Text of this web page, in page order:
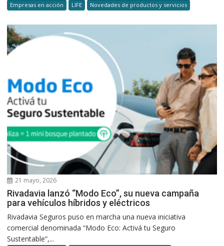
Empresas en acción LIFE Novedades de productos y servicios
21 mayo, 2026
Rivadavia lanzó “Modo Eco”, su nueva campaña
para vehículos híbridos y eléctricos
Rivadavia Seguros puso en marcha una nueva iniciativa
comercial denominada “Modo Eco: Activá tu Seguro
Sustentable”,...